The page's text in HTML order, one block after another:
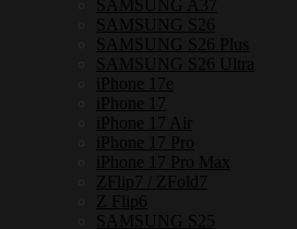
SAMSUNG A37
SAMSUNG S26
SAMSUNG S26 Plus
SAMSUNG S26 Ultra
iPhone 17e
iPhone 17
iPhone 17 Air
iPhone 17 Pro
iPhone 17 Pro Max
ZFlip7 / ZFold7
Z Flip6
SAMSUNG S25